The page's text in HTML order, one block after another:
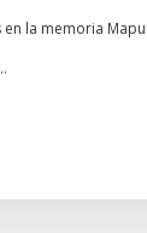
la memoria